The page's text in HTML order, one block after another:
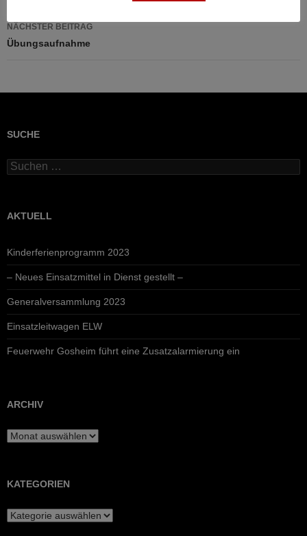
NÄCHSTER BEITRAG
Übungsaufnahme
SUCHE
Suchen
nach:
AKTUELL
Kinderferienprogramm 2023
– Neues Einsatzmittel in Dienst gestellt –
Generalversammlung 2023
Einsatzleitwagen ELW
Feuerwehr Gosheim führt eine Zusatzalarmierung ein
ARCHIV
Archiv
KATEGORIEN
Kategorien